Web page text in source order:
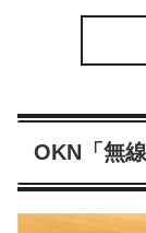
OKN「無